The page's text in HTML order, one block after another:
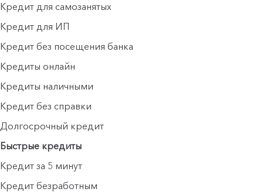
Кредит для самозанятых
Кредит для ИП
Кредит без посещения банка
Кредиты онлайн
Кредиты наличными
Кредит без справки
Долгосрочный кредит
Быстрые кредиты
Кредит за 5 минут
Кредит безработным